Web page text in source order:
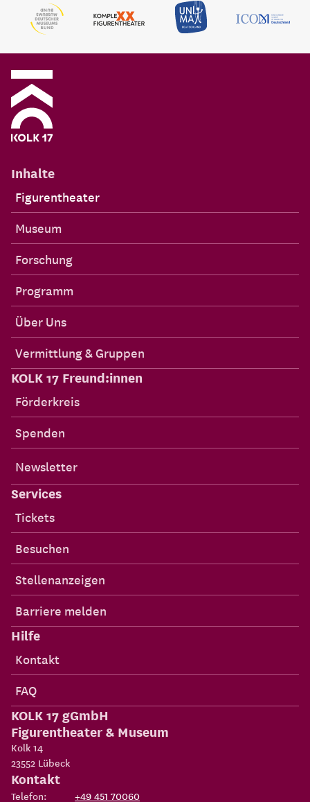
Inhalte
Figurentheater
Museum
Forschung
Programm
Über Uns
Vermittlung & Gruppen
KOLK 17 Freund:innen
Förderkreis
Spenden
Newsletter
Services
Tickets
Besuchen
Stellenanzeigen
Barriere melden
Hilfe
Kontakt
FAQ
KOLK 17 gGmbH
Figurentheater & Museum
Kolk 14
23552 Lübeck
Kontakt
Telefon: +49 451 70060